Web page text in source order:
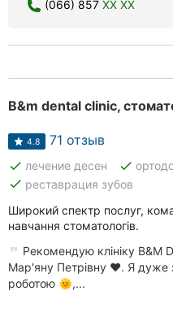
(066) 857 XX XX
4.8 71 отзыв
done лечение десен done
done реставрация зубов
Широкий спектр послуг,
навчання стоматологів.
Рекомендую клініку B&M
Мар'яну Петрівну ❤️. Я дуже
роботою 🌞,...